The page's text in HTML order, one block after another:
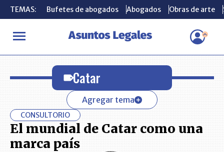
TEMAS: Bufetes de abogados Abogados Obras de arte
INICIO Catar
TEMAS: Bufetes de abogados Abogados Obras de arte
Catar
Agregar tema
CONSULTORIO
El mundial de Catar como una
marca país